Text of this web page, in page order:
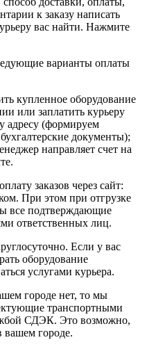
к заказу написать
вас найти. Нажмите
варианты оплаты
купленное оборудование
или заплатить курьеру
адресу (формируем
документы);
направляет счет на
заказов через сайт:
При этом при отгрузке
все подтверждающие
ответственных лиц.
Если у вас
оборудование
услугами курьера.
городе нет, то мы
транспортными
СДЭК. Это возможно,
вашем городе.